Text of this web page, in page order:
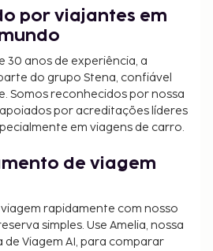
lhe o pagamento dos
incluir os impostos
por alojamento e por estadia
de limpeza: 150 BRL por
de eletricidade: 17.00 BRL por
kWh
ser pago por transferência
de 72 horas após a
por viajantes em
30 anos de experiência, a
do grupo Stena, confiável
Somos reconhecidos por nossa
por acreditações líderes
em viagens de carro.
de viagem
viagem rapidamente com nosso
simples. Use Amelia, nossa
de Viagem AI, para comparar